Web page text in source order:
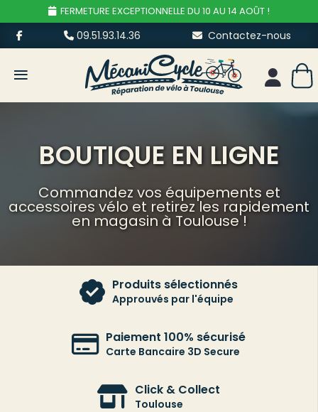
FERMETURE EXCEPTIONNELLE DU 10 AU 14 AOÛT !
09.51.93.14.36 Contactez-nous
≡ Mon
BOUTIQUE EN LIGNE
Commandez vos équipements et
accessoires vélo et retirez les rapidement
en magasin à Toulouse !
Produits sélectionnés
Approuvés par l'équipe
Paiement 100% sécurisé
Carte Bancaire 3D Secure
Click & Collect
Toulouse